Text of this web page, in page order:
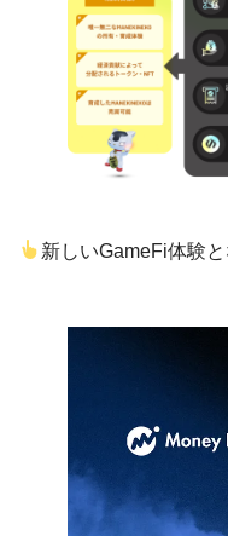
新しいGameFi体験と